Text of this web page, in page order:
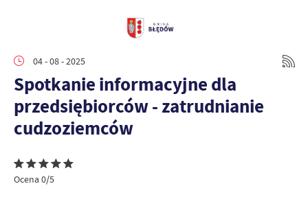
04 - 08 - 2025
Spotkanie informacyjne dla
przedsiębiorców - zatrudnianie
cudzoziemców
Ocena 0/5